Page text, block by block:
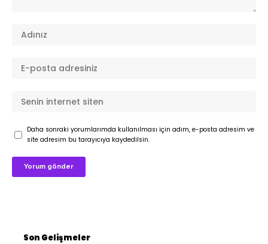
Daha sonraki yorumlarımda kullanılması için adım, e-posta adresim ve
site adresim bu tarayıcıya kaydedilsin.
Son Gelişmeler